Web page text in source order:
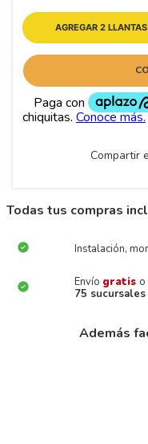
AGREGAR 2 LLANTAS
Compartir
Todas tus compras
Instalación,
Envío gratis o
75 sucursales
Además